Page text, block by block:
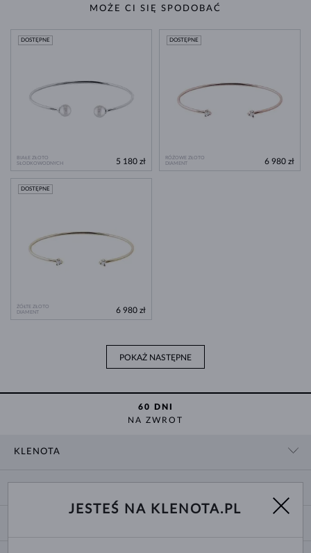
MOŻE CI SIĘ SPODOBAĆ
BIAŁE ZŁOTO
SŁODKOWODNYCH
DOSTĘPNE
5 180 zł
RÓŻOWE ZŁOTO
DIAMENT
DOSTĘPNE
6 980 zł
ŻÓŁTE ZŁOTO
DIAMENT
DOSTĘPNE
6 980 zł
POKAŻ NASTĘPNE
60 DNI
NA ZWROT
KLENOTA
DOSTAWA I PŁATNOŚĆJESTEŚ NA KLENOTA.PL